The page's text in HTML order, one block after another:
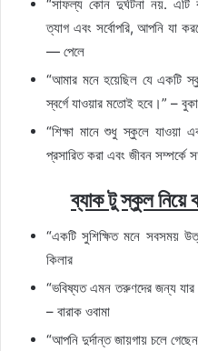
“সাফল্য কোন দুর্ঘটনা নয়.
ত্যাগ এবং সর্বোপরি, আপনি যা
— পেলে
“আমার মনে হয়েছিল যে একটি
স্বর্গে যাওয়ার মতোই হবে।” –
“শিক্ষা মানে শুধু স্কুলে যাওয়া
প্রসারিত করা এবং জীবন
ব্যাক টু স্কুল নিয়ে
“একটি সুশিক্ষিত মনে সবসময়
কিলার
“ভবিষ্যত এমন তরুণদের জন্য যার
– বারাক ওবামা
“আপনি দুর্দান্ত জায়গায় চলে